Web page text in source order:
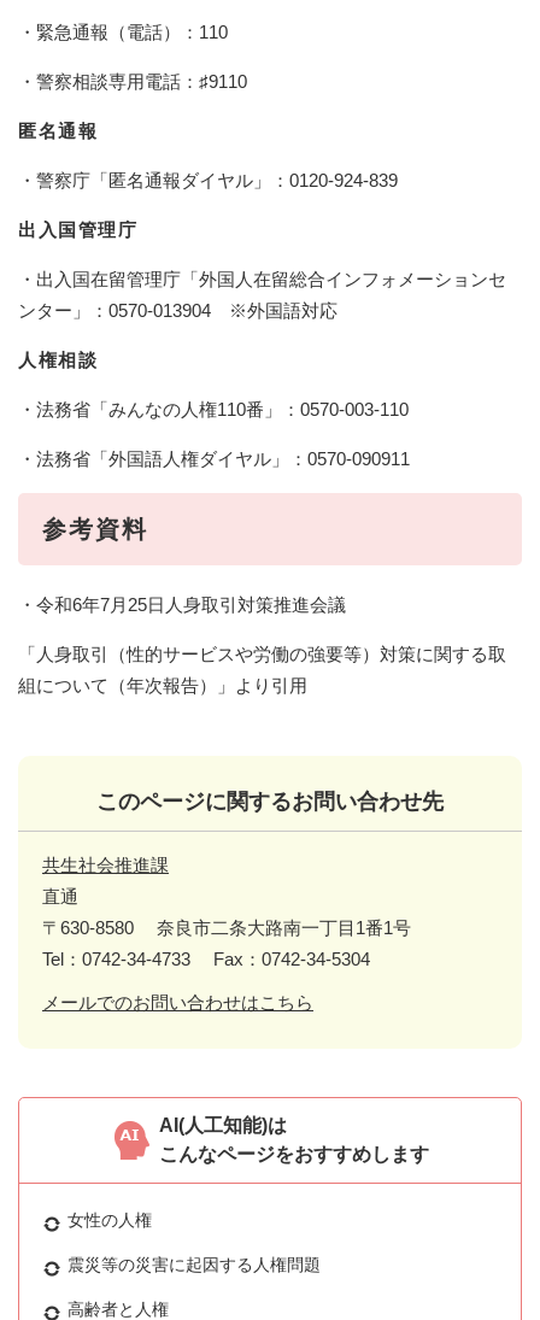
・緊急通報（電話）：110
・警察相談専用電話：♯9110
匿名通報
・警察庁「匿名通報ダイヤル」：0120-924-839
出入国管理庁
・出入国在留管理庁「外国人在留総合インフォメーションセ
ンター」：0570-013904 ※外国語対応
人権相談
・法務省「みんなの人権110番」：0570-003-110
・法務省「外国語人権ダイヤル」：0570-090911
参考資料
・令和6年7月25日人身取引対策推進会議
「人身取引（性的サービスや労働の強要等）対策に関する取
組について（年次報告）」より引用
このページに関するお問い合わせ先
共生社会推進課
直通
〒630-8580
奈良市二条大路南一丁目1番1号
Tel：0742-34-4733
Fax：0742-34-5304
メールでのお問い合わせはこちら
AI(人工知能)は
こんなページをおすすめします
女性の人権
震災等の災害に起因する人権問題
高齢者と人権